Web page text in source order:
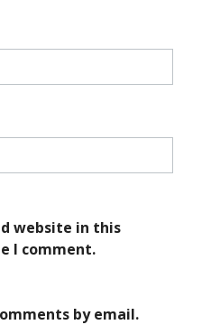
website in this
I comment.
by email.